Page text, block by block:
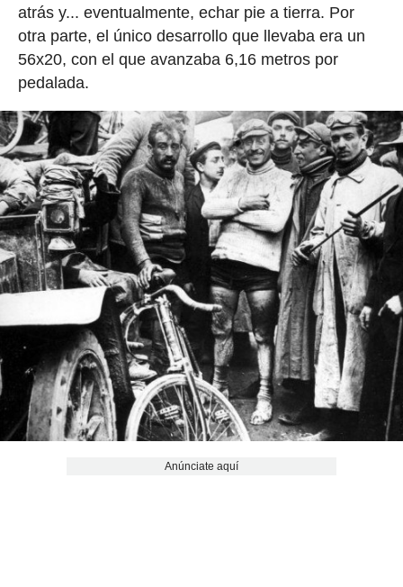
atrás y... eventualmente, echar pie a tierra. Por
otra parte, el único desarrollo que llevaba era un
56x20, con el que avanzaba 6,16 metros por
pedalada.
Anúnciate aquí